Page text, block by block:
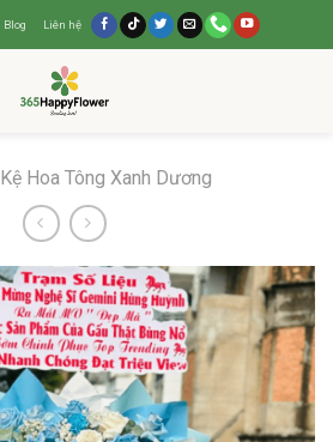
Blog Liên hệ
Kệ Hoa Tông Xanh Dương